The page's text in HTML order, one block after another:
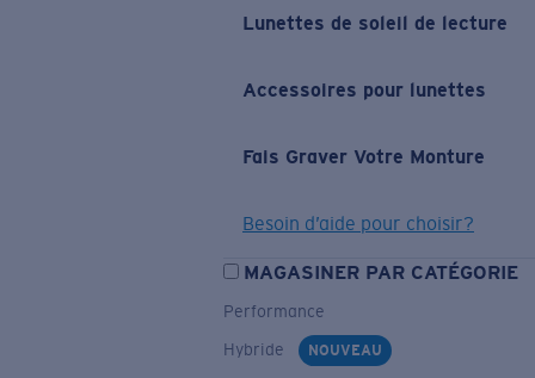
Lunettes de soleil de lecture
Accessoires pour lunettes
Fais Graver Votre Monture
Besoin d’aide pour choisir?
MAGASINER PAR CATÉGORIE
Performance
Hybride
NOUVEAU